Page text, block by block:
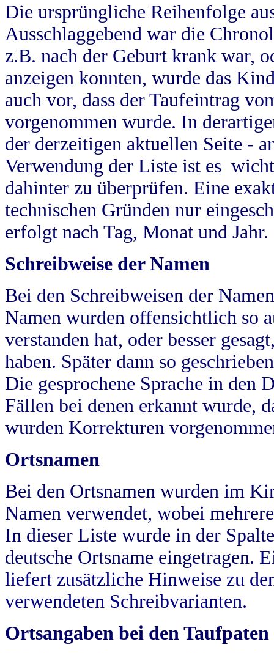
Die ursprüngliche Reihenfolge
Ausschlaggebend war die
z.B. nach der Geburt krank war,
anzeigen konnten, wurde das
auch vor, dass der Taufeintrag
vorgenommen wurde. In
der derzeitigen aktuellen Seite -
Verwendung der Liste ist es
dahinter zu überprüfen. Eine
technischen Gründen nur
erfolgt nach Tag, Monat und Jahr.
Schreibweise der Namen
Bei den Schreibweisen der
Namen wurden offensichtlich so
verstanden hat, oder besser
haben. Später dann so
Die gesprochene Sprache in
Fällen bei denen erkannt wurde,
wurden Korrekturen
Ortsnamen
Bei den Ortsnamen wurden im
Namen verwendet, wobei
In dieser Liste wurde in der
deutsche Ortsname eingetragen.
liefert zusätzliche Hinweise zu
verwendeten Schreibvarianten.
Ortsangaben bei den Taufpaten